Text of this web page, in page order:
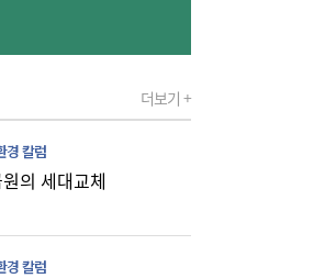
업익 5배 급증…3분기 수더보기 +
경 칼럼
의 세대교체
경 칼럼